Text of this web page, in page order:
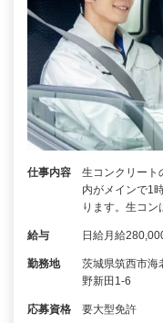
仕事内容
生コンクリート
内がメインで1
ります。生コ
給与 日給月給
勤務地
茨城県筑西市海
野新田1-6
応募資格 要大型免許